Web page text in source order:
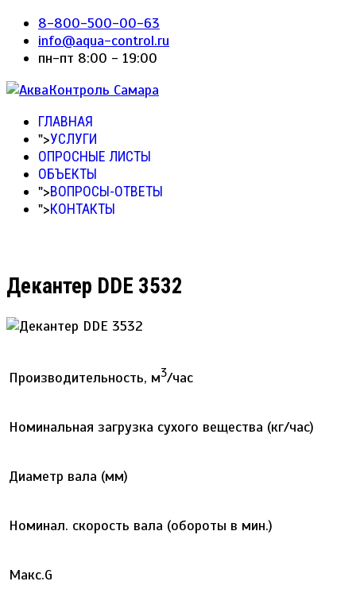
8-800-500-00-63
info@aqua-control.ru
пн-пт 8:00 - 19:00
ГЛАВНАЯ
">УСЛУГИ
ОПРОСНЫЕ ЛИСТЫ
ОБЪЕКТЫ
">ВОПРОСЫ-ОТВЕТЫ
">КОНТАКТЫ
Декантер DDE 3532
Производительность, м3/час
Номинальная загрузка сухого вещества (кг/час)
Диаметр вала (мм)
Номинал. скорость вала (обороты в мин.)
Макс.G